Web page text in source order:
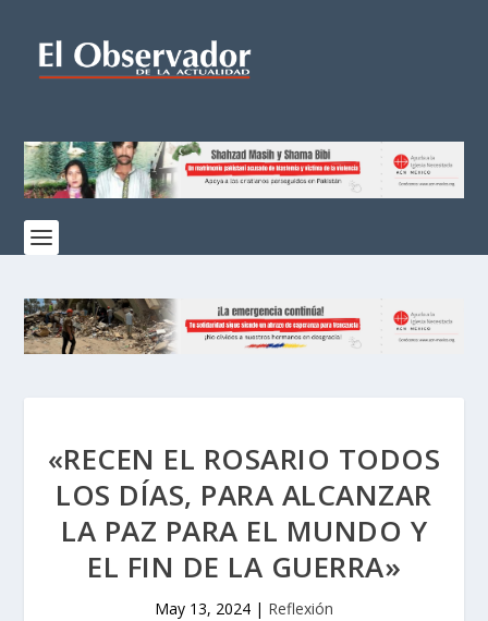
«RECEN EL ROSARIO TODOS
LOS DÍAS, PARA ALCANZAR
LA PAZ PARA EL MUNDO Y
EL FIN DE LA GUERRA»
May 13, 2024 | Reflexión